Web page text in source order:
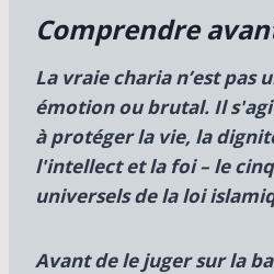
Comprendre
La vraie charia n’est pas
émotion ou brutal. Il
à protéger la vie, la
l'intellect et la foi – le
universels de la loi
Avant de le juger sur la